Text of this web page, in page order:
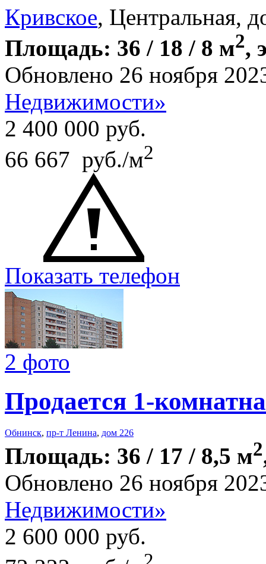
Кривское, Центральная,
Площадь: 36 / 18 / 8 м2,
Обновлено 26 ноября
Недвижимости»
2 400 000 руб.
66 667 руб./м2
Показать телефон
2 фото
Продается 1-
Обнинск, пр-т Ленина, дом 226
Площадь: 36 / 17 / 8,5 м2
Обновлено 26 ноября
Недвижимости»
2 600 000 руб.